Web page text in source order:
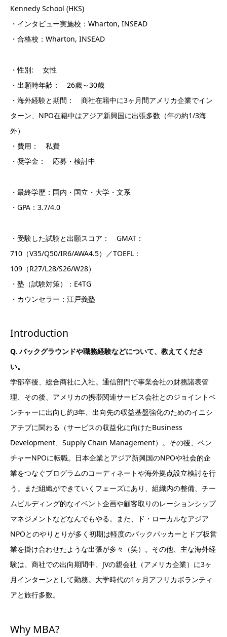
Kennedy School (HKS)
・インタビュー実施校：Wharton, INSEAD
・合格校：Wharton, INSEAD
・性別: 女性
・出願時年齢： 26歳～30歳
・海外経験と期間： 商社在籍中に3ヶ月間アメリカ企業でイン
ターン、NPO在籍中はアジア新興国に出張多数（年の約1/3海
外）
・費用： 私費
・奨学金： 応募・検討中
・最終学歴：国内・国立・大学・文系
・GPA：3.7/4.0
・受験した試験と出願スコア： GMAT：
710（V35/Q50/IR6/AWA4.5）／TOEFL：
109（R27/L28/S26/W28）
・塾（試験対策）：E4TG
・カウンセラー：江戸義塾
Introduction
Q. バックグラウンドや職務経験などについて、教えてくださ
い。
学部卒後、総合商社に入社。通信部門で事業会社の財務諸表管
理、その後、アメリカの携帯関連サービス会社とのジョイントベ
ンチャーに出向し約3年、出向先の収益基盤強化のためのイニシ
アチブに関わる（サービスの収益化に向けたBusiness
Development、Supply Chain Management）。その後、ベン
チャーNPOに転職。日本企業とアジア新興国のNPOや社会的企
業をつなぐプログラムのコーディネートや海外拠点設立検討を行
う。まだ組織ができていくフェーズにあり、組織内の整備、チー
ムビルディング的なイベント企画や顧客取りのレーションシップ
マネジメントなどなんでもやる。また、ド・ローカルなアジア
NPOとのやりとりが多く初期は軽度のバックパッカーとドブ板営
業を掛け合わせたような出張が多々（笑）。その他、主な海外経
験は、商社での出向期間中、JVの親会社（アメリカ企業）に3ヶ
月インターンとして勤務。大学時代の1ヶ月アフリカボランティ
アと旅行多数。
Why MBA?